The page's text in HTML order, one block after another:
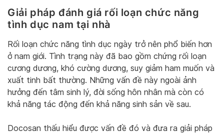
Giải pháp đánh giá rối loạn chức năng
tình dục nam tại nhà
Rối loạn chức năng tình dục ngày trở nên phổ biến hơn
ở nam giới. Tình trạng này đã bao gồm chứng rối loạn
cương dương, khó cường dương, suy giảm ham muốn và
xuất tinh bất thường. Những vấn đề này ngoài ảnh
hưởng đến tâm sinh lý, đời sống hôn nhân mà còn có
khả năng tác động đến khả năng sinh sản về sau.
Docosan thấu hiểu được vấn đề đó và đưa ra giải pháp